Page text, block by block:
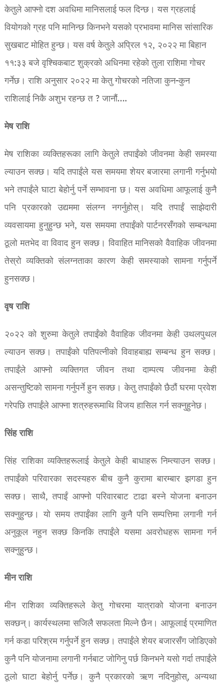
केतुले आफ्नो दश अवधिमा मानिसलाई फल दिन्छ। यस ग्रहलाई
वियोगको ग्रह पनि मानिन्छ किनभने यसको प्रभावमा मानिस सांसारिक
सुखबाट मोहित हुन्छ। यस वर्ष केतुले अप्रिल १२, २०२२ मा बिहान
११:३३ बजे वृश्चिकबाट शुक्रको अधिनमा रहेको तुला राशिमा गोचर
गर्नेछ। राशि अनुसार २०२२ मा केतु गोचरको नतिजा कुन-कुन
राशिलाई निकै अशुभ रहन्छ त ? जानौं….
मेष राशि
मेष राशिका व्यक्तिहरूका लागि केतुले तपाईंको जीवनमा केही समस्या
ल्याउन सक्छ। यदि तपाईंले यस समयमा शेयर बजारमा लगानी गर्नुभयो
भने तपाईंले घाटा बेहोर्नु पर्ने सम्भावना छ। यस अवधिमा आफूलाई कुनै
पनि प्रकारको उद्यममा संलग्न नगर्नुहोस्। यदि तपाईं साझेदारी
व्यवसायमा हुनुहुन्छ भने, यस समयमा तपाईंको पार्टनरसँगको सम्बन्धमा
ठूलो मतभेद वा विवाद हुन सक्छ। विवाहित मानिसको वैवाहिक जीवनमा
तेस्रो व्यक्तिको संलग्नताका कारण केही समस्याको सामना गर्नुपर्ने
हुनसक्छ।
वृष राशि
२०२२ को शुरुमा केतुले तपाईंको वैवाहिक जीवनमा केही उथलपुथल
ल्याउन सक्छ। तपाईंको पतिपत्नीको विवाहबाह्य सम्बन्ध हुन सक्छ।
तपाईंले आफ्नो व्यक्तिगत जीवन तथा दाम्पत्य जीवनमा केही
असन्तुष्टिको सामना गर्नुपर्ने हुन सक्छ। केतु तपाईंको छैठौं घरमा प्रवेश
गरेपछि तपाईंले आफ्ना शत्रुहरूमाथि विजय हासिल गर्न सक्नुहुनेछ।
सिंह राशि
सिंह राशिका व्यक्तिहरूलाई केतुले केही बाधाहरू निम्त्याउन सक्छ।
तपाईंको परिवारका सदस्यहरु बीच कुनै कुरामा बारम्बार झगडा हुन
सक्छ। साथै, तपाईं आफ्नो परिवारबाट टाढा बस्ने योजना बनाउन
सक्नुहुन्छ। यो समय तपाईंका लागि कुनै पनि सम्पत्तिमा लगानी गर्न
अनुकूल नहुन सक्छ किनकि तपाईंले यसमा अवरोधहरू सामना गर्न
सक्नुहुन्छ।
मीन राशि
मीन राशिका व्यक्तिहरूले केतु गोचरमा यात्राको योजना बनाउन
सक्छन्। कार्यस्थलमा सजिलै सफलता मिल्ने छैन। आफूलाई प्रमाणित
गर्न कडा परिश्रम गर्नुपर्ने हुन सक्छ। तपाईंले शेयर बजारसँग जोडिएको
कुनै पनि योजनामा ​​लगानी गर्नबाट जोगिनु पर्छ किनभने यसो गर्दा तपाईंले
ठूलो घाटा बेहोर्नु पर्नेछ। कुनै प्रकारको ऋण नदिनुहोस्, अन्यथा